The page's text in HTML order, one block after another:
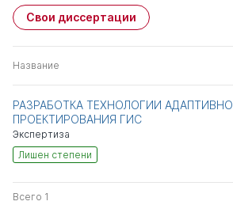
Свои диссертации
Название
РАЗРАБОТКА ТЕХНОЛОГИИ
ПРОЕКТИРОВАНИЯ ГИС
Экспертиза
Лишен степени
Всего 1